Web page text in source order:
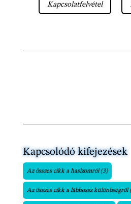
Kapcsolatfelvétel
Kapcsolódó kifejezések
Az összes cikk a hasizomról(3)
Az összes cikk a lábhossz különbségről